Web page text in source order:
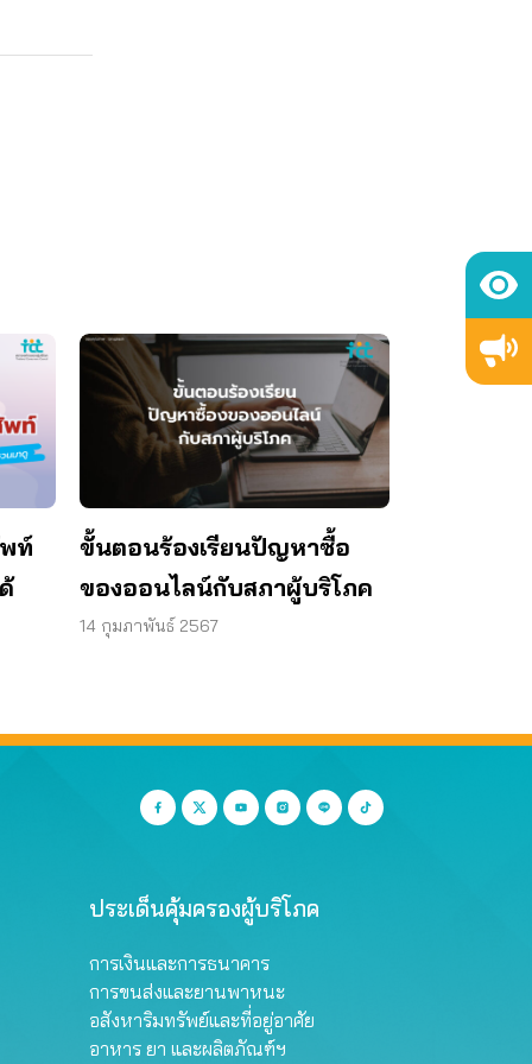
ท์
ขั้นตอนร้องเรียนปัญหาซื้อ
ของออนไลน์กับสภาผู้บริโภค
14 กุมภาพันธ์ 2567
ประเด็นคุ้มครองผู้บริโภค
การเงินและการธนาคาร
การขนส่งและยานพาหนะ
อสังหาริมทรัพย์และที่อยู่อาศัย
อาหาร ยา และผลิตภัณฑ์ฯ